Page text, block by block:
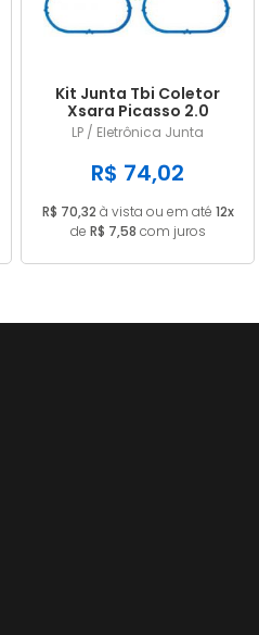
Kit Junta Tbi Coletor
Xsara Picasso 2.0
Exclusive 2001 Mpi
LP / Eletrônica Junta
R$ 74,02
R$ 70,32 à vista ou em até 12x
de R$ 7,58 com juros